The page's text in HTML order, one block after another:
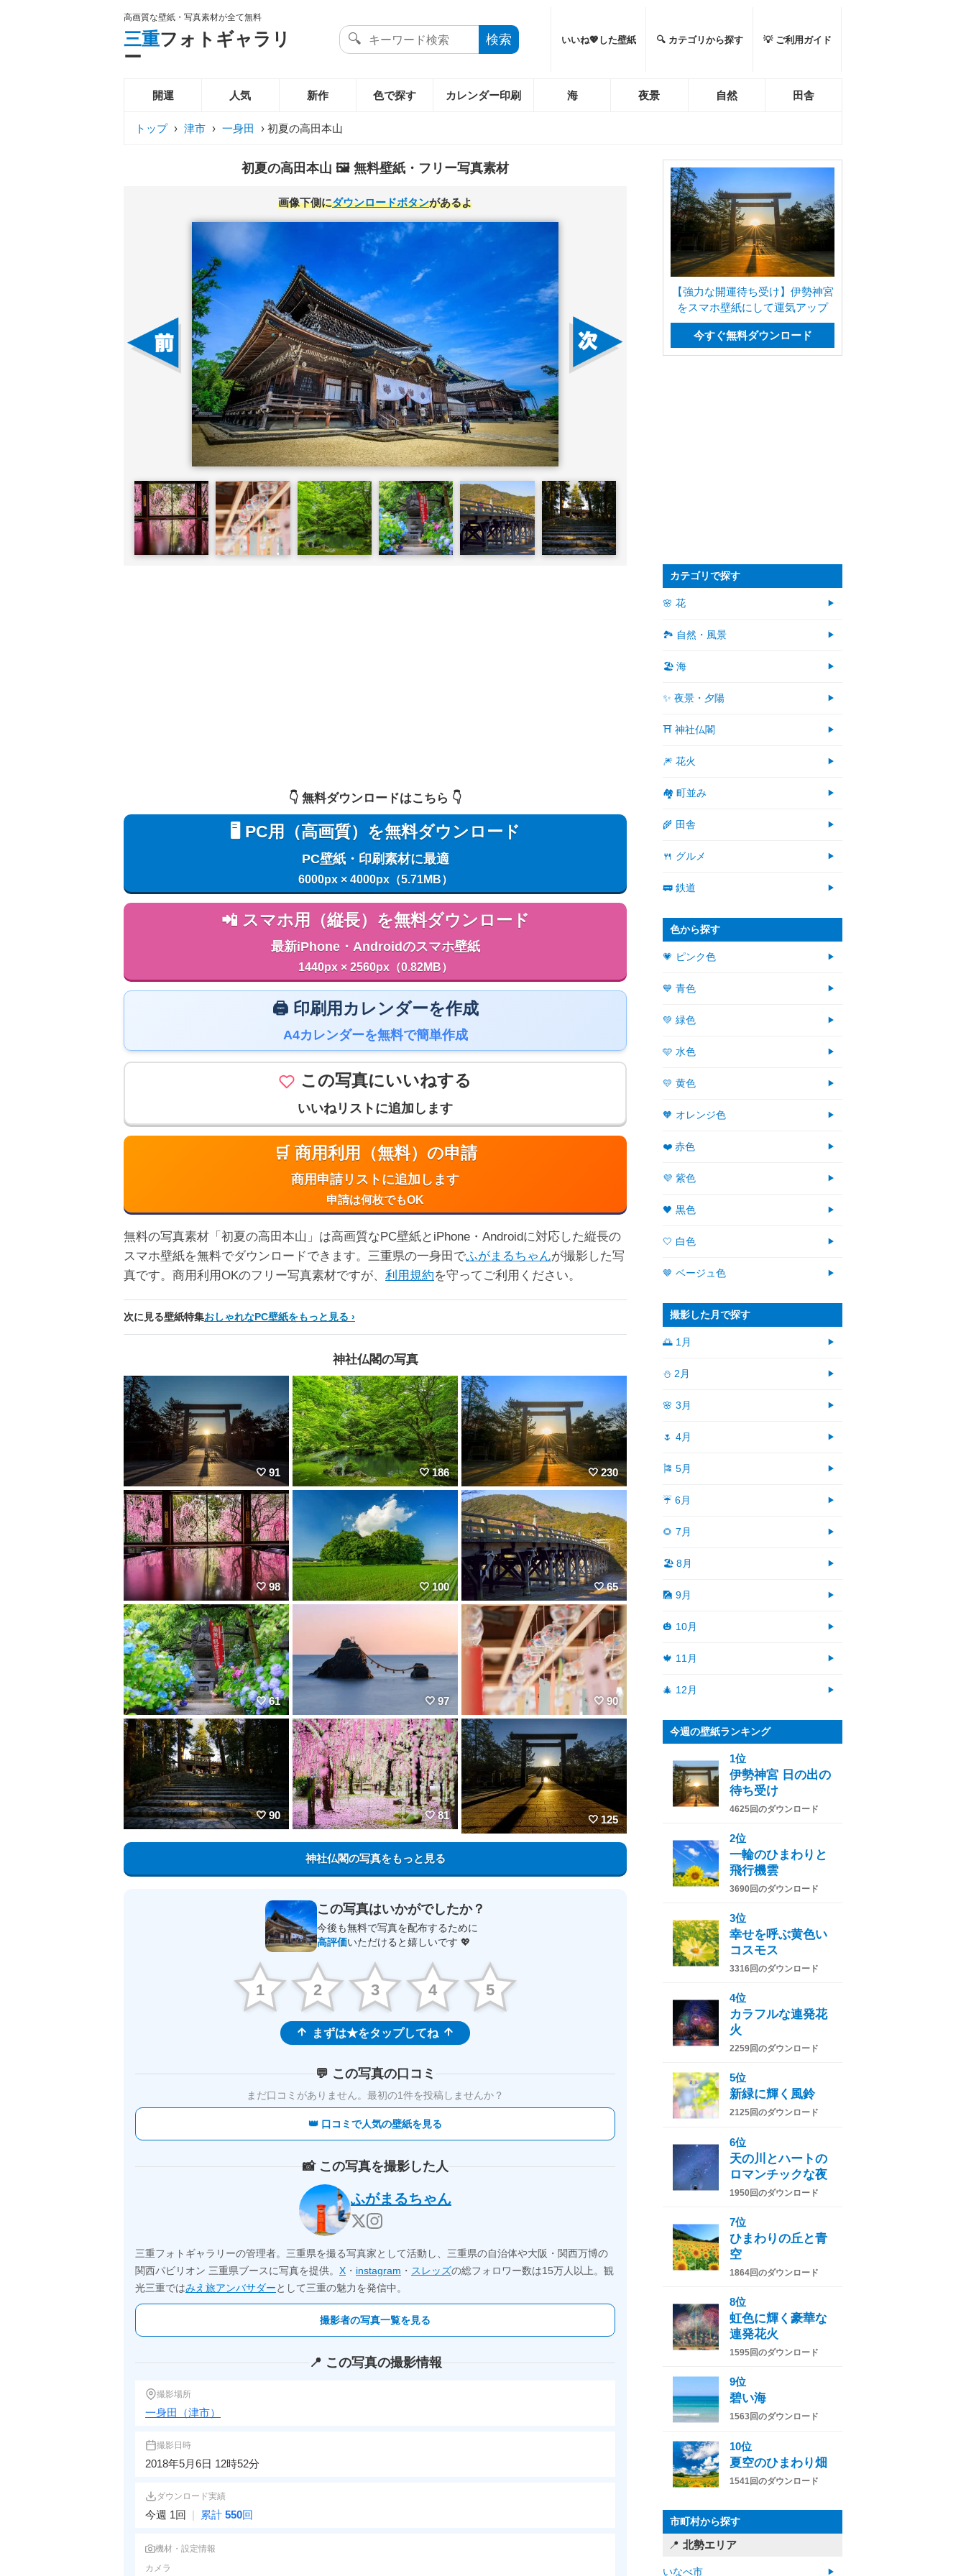
高画質な壁紙・写真素材が全て無料
三重フォトギャラリ
ー
いいね💖した壁紙 🔍 カテゴリから探す 💡 ご利用ガイド
開運 人気 新作 色で探す カレンダー印刷 海 夜景 自然 田舎
トップ › 津市 › 一身田 › 初夏の高田本山
初夏の高田本山 🖼️ 無料壁紙・フリー写真素材
画像下側にダウンロードボタンがあるよ
👇️ 無料ダウンロードはこちら 👇️
🖥️ PC用（高画質）を無料ダウンロード
PC壁紙・印刷素材に最適
6000px × 4000px（5.71MB）
📲 スマホ用（縦長）を無料ダウンロード
最新iPhone・Androidのスマホ壁紙
1440px × 2560px（0.82MB）
🖨️ 印刷用カレンダーを作成
A4カレンダーを無料で簡単作成
この写真にいいねする
いいねリストに追加します
🛒 商用利用（無料）の申請
商用申請リストに追加します
申請は何枚でもOK
無料の写真素材「初夏の高田本山」は高画質なPC壁紙とiPhone・Androidに対応した縦長の
スマホ壁紙を無料でダウンロードできます。三重県の一身田でふがまるちゃんが撮影した写
真です。商用利用OKのフリー写真素材ですが、 利用規約を守ってご利用ください。
次に見る壁紙特集おしゃれなPC壁紙をもっと見る
神社仏閣の写真
91 186 230
98 100 65
61 97 90
90 81 125
神社仏閣の写真をもっと見る
この写真はいかがでしたか？
今後も無料で写真を配布するために
高評価いただけると嬉しいです 💖
1 2 3 4 5
まずは★をタップしてね
💬 この写真の口コミ
まだ口コミがありません。 最初の1件を投稿しませんか？
👑 口コミで人気の壁紙を見る
📸 この写真を撮影した人
ふがまるちゃん
三重フォトギャラリーの管理者。三重県を撮る写真家として活動し、三重県の自治体や大阪・関西万博の
関西パビリオン 三重県ブースに写真を提供。 X ・ instagram ・ スレッズの総フォロワー数は15万人以上。観
光三重ではみえ旅アンバサダーとして三重の魅力を発信中。
撮影者の写真一覧を見る
📍 この写真の撮影情報
撮影場所
一身田（津市）
撮影日時
2018年5月6日 12時52分
ダウンロード実績
今週 1回 | 累計 550回
機材・設定情報
カメラ
【強力な開運待ち受け】伊勢神宮
をスマホ壁紙にして運気アップ
今すぐ無料ダウンロード
カテゴリで探す
🌸 花
🏞️ 自然・風景
🏖 海
✨ 夜景・夕陽
⛩ 神社仏閣
🎆 花火
🏘 町並み
🌾 田舎
🍴 グルメ
🚃 鉄道
色から探す
💗 ピンク色
💙 青色
💚 緑色
🩵 水色
💛 黄色
🧡 オレンジ色
❤️ 赤色
💜 紫色
🖤 黒色
🤍 白色
🤎 ベージュ色
撮影した月で探す
🌅 1月
⛄ 2月
🌸 3月
🌷 4月
🎏 5月
☔ 6月
🌻 7月
🏖 8月
🎑 9月
🎃 10月
🍁 11月
🎄 12月
今週の壁紙ランキング
1位
伊勢神宮 日の出の
待ち受け
4625回のダウンロード
2位
一輪のひまわりと
飛行機雲
3690回のダウンロード
3位
幸せを呼ぶ黄色い
コスモス
3316回のダウンロード
4位
カラフルな連発花
火
2259回のダウンロード
5位
新緑に輝く風鈴
2125回のダウンロード
6位
天の川とハートの
ロマンチックな夜
1950回のダウンロード
7位
ひまわりの丘と青
空
1864回のダウンロード
8位
虹色に輝く豪華な
連発花火
1595回のダウンロード
9位
碧い海
1563回のダウンロード
10位
夏空のひまわり畑
1541回のダウンロード
市町村から探す
北勢エリア
いなべ市